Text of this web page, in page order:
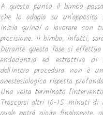
A questo punto il bimbo
che lo adagia su
inizia quindi a lavorare con
precisione. Il bimbo, infatti,
Durante questa fase si
endodonzia ed estrattiva di
dell'intera procedura non è
anestesiologica rispetta
Una volta terminato
Trascorsi altri 10-15 minuti di